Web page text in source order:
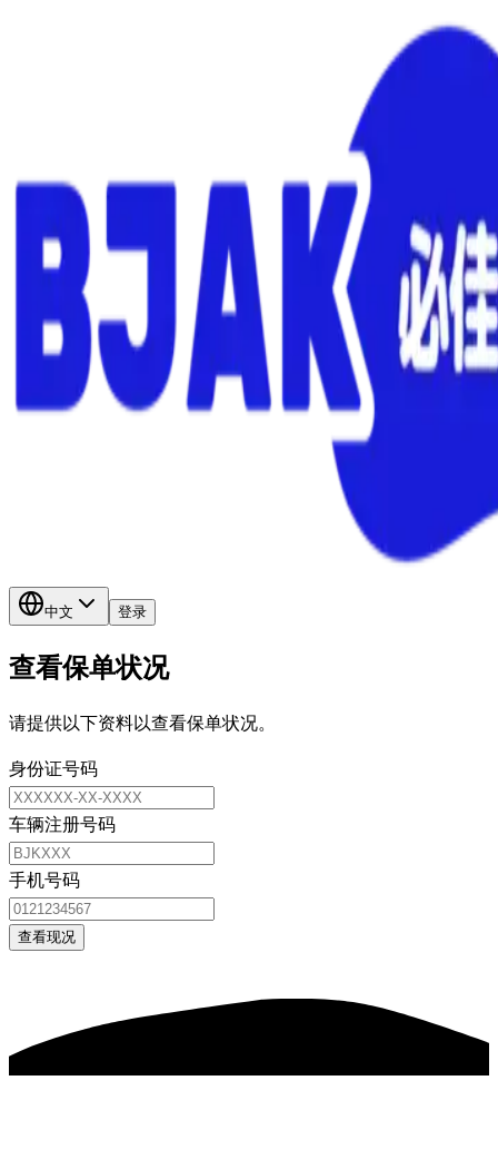
中文 登录
查看保单状况
请提供以下资料以查看保单状况。
身份证号码
车辆注册号码
手机号码
查看现况